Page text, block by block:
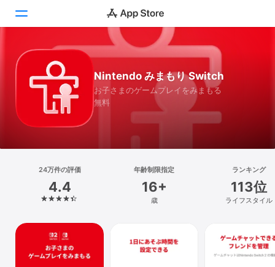
Today
ゲーム
アプリ
検索
プラットフォーム
iPhone
iPad
Vision
Nintendo みまもり Switch
お子さまのゲームプレイをみまもる
無料
24万件の評価
4.4
年齢制限指定
16+
歳
ランキング
113位
ライフスタイル